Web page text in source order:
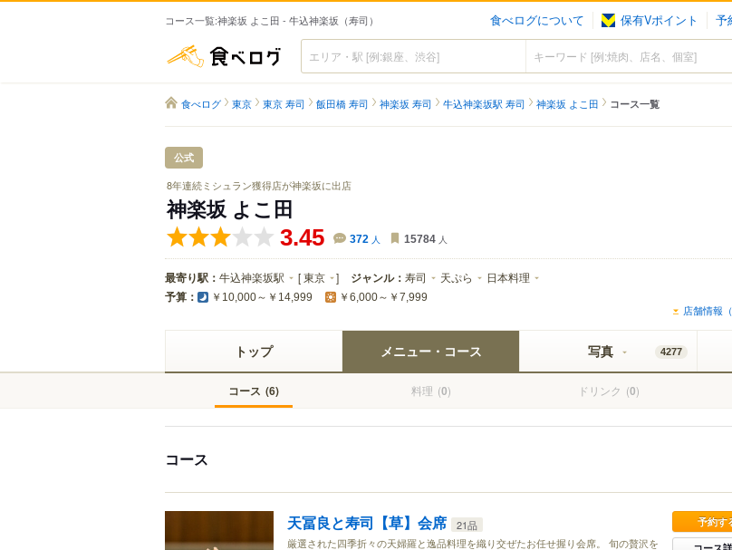
コース一覧:神楽坂 よこ田 - 牛込神楽坂（寿司） 食べログについて 保有Vポイント 予
食べログ
食べログ 東京 東京 寿司 飯田橋 寿司 神楽坂 寿司 牛込神楽坂駅 寿司 神楽坂 よこ田 コース一覧
公式
8年連続ミシュラン獲得店が神楽坂に出店
神楽坂 よこ田
3.45 372 人 15784 人
最寄り駅： 牛込神楽坂駅 [東京 ] ジャンル： 寿司 天ぷら 日本料理
予算： ￥10,000～￥14,999 ￥6,000～￥7,999
店舗情報（
トップ メニュー・コース
コース (6) 料理 (0) ドリンク (0)
写真 4277
コース
天冨良と寿司【草】会席
21品
厳選された四季折々の天婦羅と逸品料理を織り交ぜたお任せ握り会席。 旬の贅沢を
予約す
コース